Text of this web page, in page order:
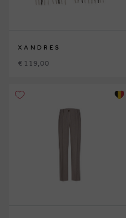
XANDRES
€ 119,00